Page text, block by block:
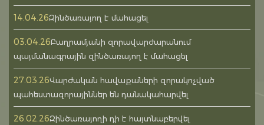
14.04.26Զինծառայող է մահացել
03.04.26Բաղրամյանի զորավարժարանում
պայմանագրային զինծառայող է մահացել
27.03.26Վարժական հավաքաների զորակոչված
պահեստազորայիններ են դանակահարվել
26.02.26Զինծառայողի դի է հայտնաբերվել